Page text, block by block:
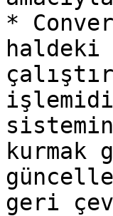
*
kurmak
geri